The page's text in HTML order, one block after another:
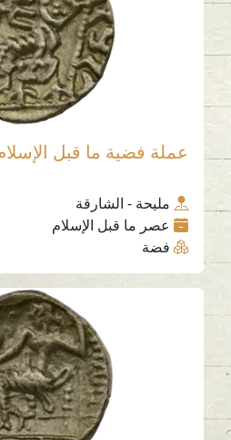
عملة فضية ما قبل الإسلام SAA010N
مليحة - الشارقة
عصر ما قبل الإسلام
فضة